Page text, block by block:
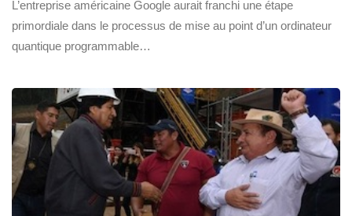
L’entreprise américaine Google aurait franchi une étape
primordiale dans le processus de mise au point d’un ordinateur
quantique programmable…